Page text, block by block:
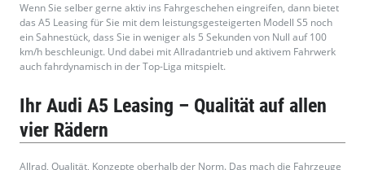
Wenn Sie selber gerne aktiv ins Fahrgeschehen eingreifen, dann bietet
das A5 Leasing für Sie mit dem leistungsgesteigerten Modell S5 noch
ein Sahnestück, dass Sie in weniger als 5 Sekunden von Null auf 100
km/h beschleunigt. Und dabei mit Allradantrieb und aktivem Fahrwerk
auch fahrdynamisch in der Top-Liga mitspielt.
Ihr Audi A5 Leasing – Qualität auf allen
vier Rädern
Allrad, Qualität, Konzepte oberhalb der Norm. Das mach die Fahrzeuge